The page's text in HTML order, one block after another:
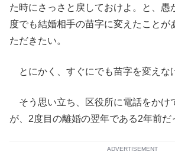
た時にさっさと戻しておけよ。と、愚
度でも結婚相手の苗字に変えたことが
ただきたい。
とにかく、すぐにでも苗字を変えな
そう思い立ち、区役所に電話をかけ
が、2度目の離婚の翌年である2年前だ
ADVERTISEMENT